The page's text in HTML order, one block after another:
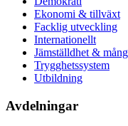
Ekonomi & tillväxt
Facklig utveckling
Internationellt
Jämställdhet &
Trygghetssystem
Utbildning
Avdelningar